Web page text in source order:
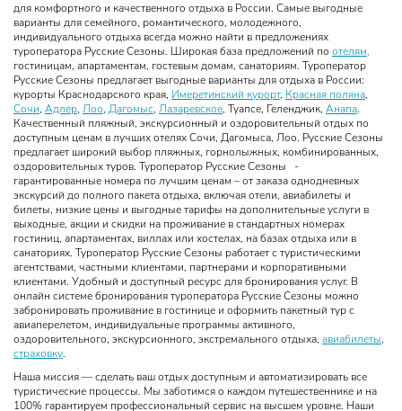
для комфортного и качественного отдыха в России. Самые выгодные
варианты для семейного, романтического, молодежного,
индивидуального отдыха всегда можно найти в предложениях
туроператора Русские Сезоны. Широкая база предложений по отелям,
гостиницам, апартаментам, гостевым домам, санаториям. Туроператор
Русские Сезоны предлагает выгодные варианты для отдыха в России:
курорты Краснодарского края, Имеретинский курорт, Красная поляна
Сочи
Адлер Лоо Дагомыс Лазаревское , Туапсе, Геленджик, Анапа
Качественный пляжный, экскурсионный и оздоровительный отдых по
доступным ценам в лучших отелях Сочи, Дагомыса, Лоо. Русские Сезоны
предлагает широкий выбор пляжных, горнолыжных, комбинированных,
оздоровительных туров. Туроператор Русские Сезоны -
гарантированные номера по лучшим ценам – от заказа однодневных
экскурсий до полного пакета отдыха, включая отели, авиабилеты и
билеты, низкие цены и выгодные тарифы на дополнительные услуги в
выходные, акции и скидки на проживание в стандартных номерах
гостиниц, апартаментах, виллах или хостелах, на базах отдыха или в
санаториях. Туроператор Русские Сезоны работает с туристическими
агентствами, частными клиентами, партнерами и корпоративными
клиентами. Удобный и доступный ресурс для бронирования услуг. В
онлайн системе бронирования туроператора Русские Сезоны можно
забронировать проживание в гостинице и оформить пакетный тур с
авиаперелетом, индивидуальные программы активного,
оздоровительного, экскурсионного, экстремального отдыха, авиабилеты
страховку
Наша миссия — сделать ваш отдых доступным и автоматизировать все
туристические процессы. Мы заботимся о каждом путешественнике и на
100% гарантируем профессиональный сервис на высшем уровне. Наши